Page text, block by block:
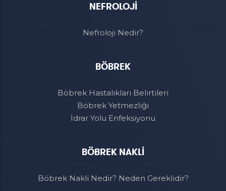
NEFROLOJİ
Nefroloji Nedir?
BÖBREK
Böbrek Hastalıkları Belirtileri
Böbrek Yetmezliği
İdrar Yolu Enfeksiyonu
BÖBREK NAKLİ
Böbrek Nakli Nedir? Neden Gereklidir?